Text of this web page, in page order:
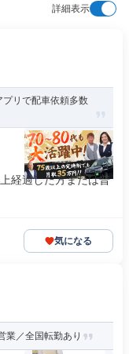
詳細表示
リで配車依頼多数
経過した方または普
気になる
業／全国転勤あり